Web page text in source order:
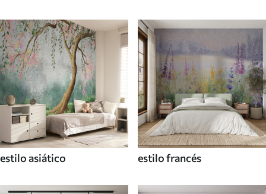
estilo asiático estilo francés